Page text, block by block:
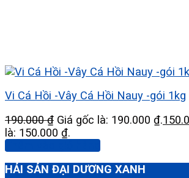
Vi Cá Hồi -Vây Cá Hồi Nauy -gói 1kg
190.000₫ Giá gốc là: 190.000 ₫.
là: 150.000 ₫.
Thêm vào giỏ hàng
HẢI SẢN ĐẠI DƯƠNG XANH